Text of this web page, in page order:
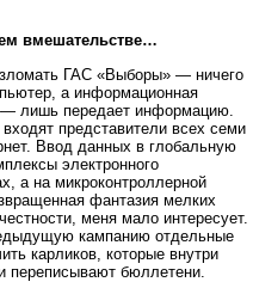
вмешательстве…
ГАС «Выборы» — ничего
а информационная
— лишь передает информацию.
представители всех семи
Ввод данных в глобальную
электронного
а на микроконтроллерной
фантазия мелких
меня мало интересует.
кампанию отдельные
карликов, которые внутри
переписывают бюллетени.